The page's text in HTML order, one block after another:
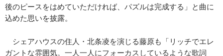
後のピースをはめていただければ、パズルは完成する」と曲に
込めた思いを披露。
シェアハウスの住人・北条凌を演じる藤原も「リッチでエレ
ガントな雰囲気。一人一人にフォーカスしているような歌詞